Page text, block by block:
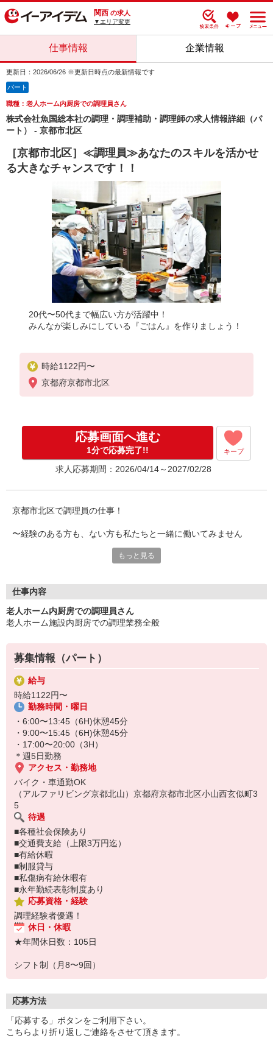
関西 の求人
▼エリア変更
仕事情報 企業情報
更新日：2026/06/26 ※更新日時点の最新情報です
パート
職種：老人ホーム内厨房での調理員さん
株式会社魚国総本社の調理・調理補助・調理師の求人情報詳細（パ
ート） - 京都市北区
［京都市北区］≪調理員≫あなたのスキルを活かせ
る大きなチャンスです！！
20代〜50代まで幅広い方が活躍中！
みんなが楽しみにしている『ごはん』を作りましょう！
時給1122円〜
京都府京都市北区
応募画面へ進む
1分で応募完了!! キープ
求人応募期間：2026/04/14～2027/02/28
京都市北区で調理員の仕事！
〜経験のある方も、ない方も私たちと一緒に働いてみません
仕事に慣れるまで全面的サポート体制バッチリ！！
■スキルアップへのサポートも万全！
■働きながら“食”の知識を深めましょう！
盛付のちょっとした工夫などが
◆迷っているアナタ、まずはお気軽にご応募を！◆
もっと見る
仕事内容
老人ホーム内厨房での調理員さん
老人ホーム施設内厨房での調理業務全般
募集情報（パート）
給与
時給1122円〜
勤務時間・曜日
・6:00〜13:45（6H)休憩45分
・9:00〜15:45（6H)休憩45分
・17:00〜20:00（3H）
＊週5日勤務
アクセス・勤務地
バイク・車通勤OK
（アルファリビング京都北山）京都府京都市北区小山西玄似町3
5
待遇
■各種社会保険あり
■交通費支給（上限3万円迄）
■有給休暇
■制服貸与
■私傷病有給休暇有
■永年勤続表彰制度あり
応募資格・経験
調理経験者優遇！
休日・休暇
★年間休日数：105日
シフト制（月8〜9回）
応募方法
「応募する」ボタンをご利用下さい。
こちらより折り返しご連絡をさせて頂きます。